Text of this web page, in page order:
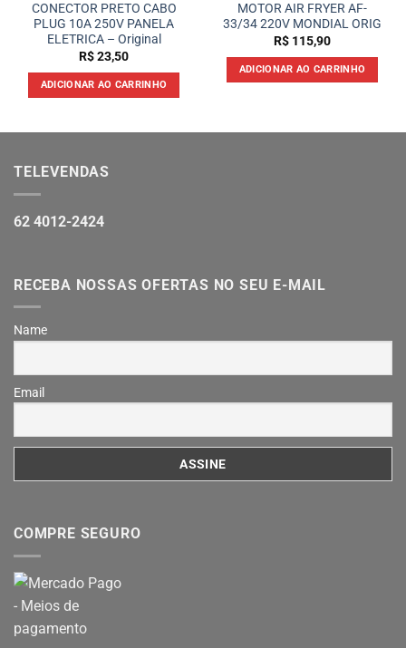
CONECTOR PRETO CABO
PLUG 10A 250V PANELA
ELETRICA – Original
R$23,50
ADICIONAR AO CARRINHO
MOTOR AIR FRYER AF-
33/34 220V MONDIAL ORIG
R$ 115,90
ADICIONAR AO CARRINHO
TELEVENDAS
62 4012-2424
RECEBA NOSSAS OFERTAS NO SEU E-MAIL
Name
Email
COMPRE SEGURO